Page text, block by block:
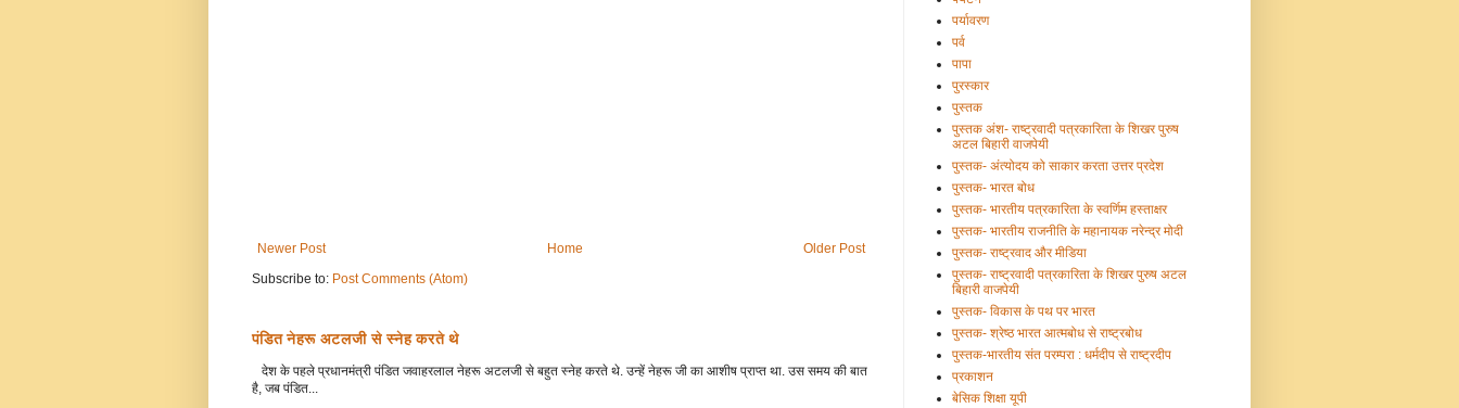
Newer Post Older Post
Home
Subscribe to: Post Comments (Atom)
पंडित नेहरू अटलजी से स्नेह करते थे
देश के पहले प्रधानमंत्री पंडित जवाहरलाल नेहरू अटलजी से बहुत स्नेह करते थे. उन्हें नेहरू जी का आशीष प्राप्त था. उस समय की बात
है, जब पंडित...
पर्यावरण
पर्व
पापा
पुरस्कार
पुस्तक
पुस्तक अंश- राष्ट्रवादी पत्रकारिता के शिखर पुरुष
अटल बिहारी वाजपेयी
पुस्तक- अंत्योदय को साकार करता उत्तर प्रदेश
पुस्तक- भारत बोध
पुस्तक- भारतीय पत्रकारिता के स्वर्णिम हस्ताक्षर
पुस्तक- भारतीय राजनीति के महानायक नरेन्द्र मोदी
पुस्तक- राष्ट्रवाद और मीडिया
पुस्तक- राष्ट्रवादी पत्रकारिता के शिखर पुरुष अटल
बिहारी वाजपेयी
पुस्तक- विकास के पथ पर भारत
पुस्तक- श्रेष्ठ भारत आत्मबोध से राष्ट्रबोध
पुस्तक-भारतीय संत परम्परा : धर्मदीप से राष्ट्रदीप
प्रकाशन
बेसिक शिक्षा यूपी